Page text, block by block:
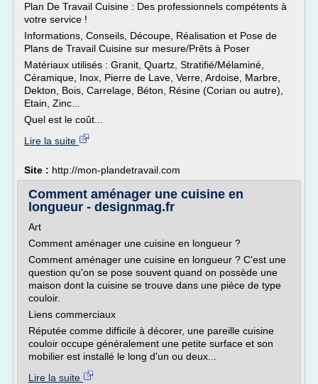
Plan De Travail Cuisine : Des professionnels compétents à
votre service !
Informations, Conseils, Découpe, Réalisation et Pose de
Plans de Travail Cuisine sur mesure/Prêts à Poser
Matériaux utilisés : Granit, Quartz, Stratifié/Mélaminé,
Céramique, Inox, Pierre de Lave, Verre, Ardoise, Marbre,
Dekton, Bois, Carrelage, Béton, Résine (Corian ou autre),
Etain, Zinc...
Quel est le coût...
Lire la suite
Site : http://mon-plandetravail.com
Comment aménager une cuisine en
longueur - designmag.fr
Art
Comment aménager une cuisine en longueur ?
Comment aménager une cuisine en longueur ? C'est une
question qu'on se pose souvent quand on possède une
maison dont la cuisine se trouve dans une pièce de type
couloir.
Liens commerciaux
Réputée comme difficile à décorer, une pareille cuisine
couloir occupe généralement une petite surface et son
mobilier est installé le long d'un ou deux...
Lire la suite